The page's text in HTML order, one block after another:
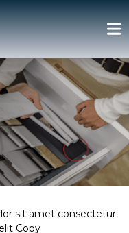
sit amet consectetur.
Copy